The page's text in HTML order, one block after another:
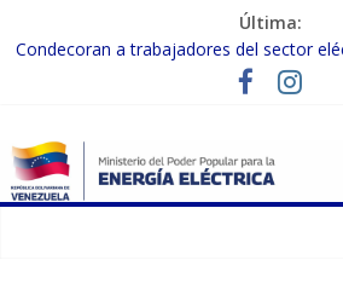
Última:
Condecoran a trabajadores del sector
labor tras el doble sismo del 24-J
Gobierno Nacional coordina acciones
Inspeccionan trabajos de rehabilitación en
en Carabobo
Gobierno Nacional activa plan